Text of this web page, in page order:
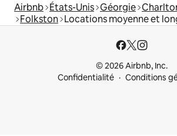
Airbnb États-Unis Géorgie
Folkston Locations moyenne et
© 2026 Airbnb, Inc.
Confidentialité
Conditions